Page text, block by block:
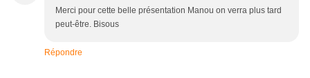
Merci pour cette belle présentation Manou on verra plus tard
peut-être. Bisous
Répondre